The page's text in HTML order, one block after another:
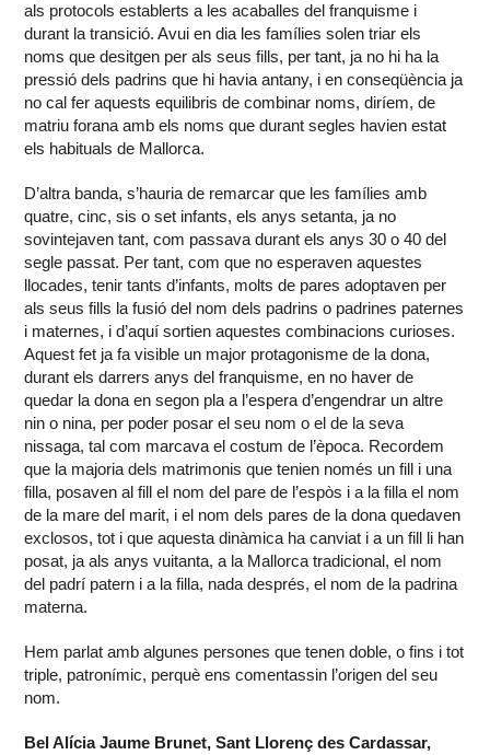
als protocols establerts a les acaballes del franquisme i
durant la transició. Avui en dia les famílies solen triar els
noms que desitgen per als seus fills, per tant, ja no hi ha la
pressió dels padrins que hi havia antany, i en conseqüència ja
no cal fer aquests equilibris de combinar noms, diríem, de
matriu forana amb els noms que durant segles havien estat
els habituals de Mallorca.
D’altra banda, s’hauria de remarcar que les famílies amb
quatre, cinc, sis o set infants, els anys setanta, ja no
sovintejaven tant, com passava durant els anys 30 o 40 del
segle passat. Per tant, com que no esperaven aquestes
llocades, tenir tants d’infants, molts de pares adoptaven per
als seus fills la fusió del nom dels padrins o padrines paternes
i maternes, i d’aquí sortien aquestes combinacions curioses.
Aquest fet ja fa visible un major protagonisme de la dona,
durant els darrers anys del franquisme, en no haver de
quedar la dona en segon pla a l’espera d’engendrar un altre
nin o nina, per poder posar el seu nom o el de la seva
nissaga, tal com marcava el costum de l’època. Recordem
que la majoria dels matrimonis que tenien només un fill i una
filla, posaven al fill el nom del pare de l’espòs i a la filla el nom
de la mare del marit, i el nom dels pares de la dona quedaven
exclosos, tot i que aquesta dinàmica ha canviat i a un fill li han
posat, ja als anys vuitanta, a la Mallorca tradicional, el nom
del padrí patern i a la filla, nada després, el nom de la padrina
materna.
Hem parlat amb algunes persones que tenen doble, o fins i tot
triple, patronímic, perquè ens comentassin l’origen del seu
nom.
Bel Alícia Jaume Brunet, Sant Llorenç des Cardassar,